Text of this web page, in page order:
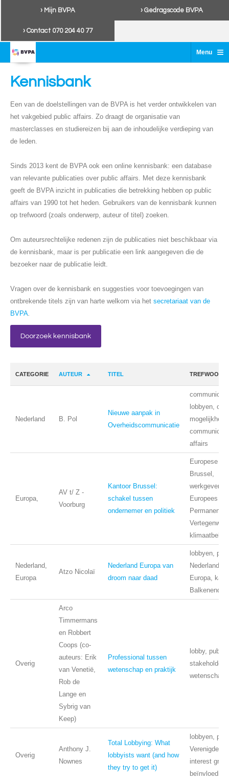
› Mijn BVPA › Gedragscode BVPA
› Contact 070 204 40 77
Menu ≡
Kennisbank
Een van de doelstellingen van de BVPA is het verder ontwikkelen van
het vakgebied public affairs. Zo draagt de organisatie van
masterclasses en studiereizen bij aan de inhoudelijke verdieping van
de leden.
Sinds 2013 kent de BVPA ook een online kennisbank: een database
van relevante publicaties over public affairs. Met deze kennisbank
geeft de BVPA inzicht in publicaties die betrekking hebben op public
affairs van 1990 tot het heden. Gebruikers van de kennisbank kunnen
op trefwoord (zoals onderwerp, auteur of titel) zoeken.
Om auteursrechtelijke redenen zijn de publicaties niet beschikbaar via
de kennisbank, maar is per publicatie een link aangegeven die de
bezoeker naar de publicatie leidt.
Vragen over de kennisbank en suggesties voor toevoegingen van
ontbrekende titels zijn van harte welkom via het secretariaat van de
BVPA.
Doorzoek kennisbank
CATEGORIE AUTEUR TITEL
Nederland B. Pol
Nieuwe aanpak in
Overheidscommunicatie
lobbyen,
affairs
Europa,
AV t/ Z -
Voorburg
Kantoor Brussel:
schakel tussen
ondernemer en politiek
Europese
Brussel,
Europees
Permanente
klimaatbeleid
Nederland,
Europa
Atzo Nicolaï
Nederland Europa van
droom naar daad
lobbyen,
Nederland,
Europa,
Balkenende,
Overig
Arco
Timmermans
en Robbert
Coops (co-
auteurs: Erik
van Venetië,
Rob de
Lange en
Sybrig van
Keep)
Professional tussen
wetenschap en praktijk
lobby,
stakeholders,
wetenschap
Overig
Anthony J.
Nownes
Total Lobbying: What
lobbyists want (and how
they try to get it)
lobbyen,
Verenigde
interest
beïnvloeding